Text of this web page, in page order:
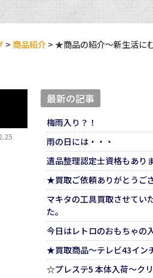
> 商品紹介 > ★商品の紹介～新生活に
最新の記事
梅雨入り？！
雨の日には・・・
遺品整理認定士資格もあり
★買取ご依頼ありがとうご
マキタの工具買取させてい
た。
今日はレトロのおもちゃの
★買取商品～テレビ43イン
☆プレステ5 本体入荷～ク